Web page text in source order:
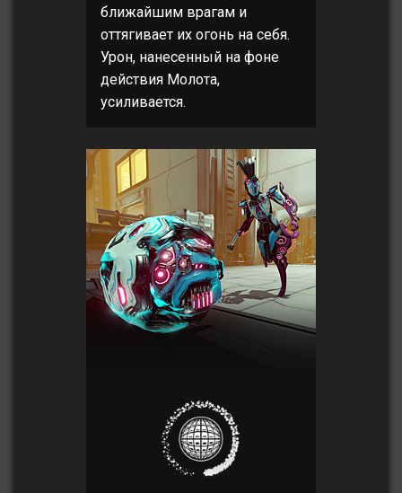
ближайшим врагам и
оттягивает их огонь на себя.
Урон, нанесенный на фоне
действия Молота,
усиливается.